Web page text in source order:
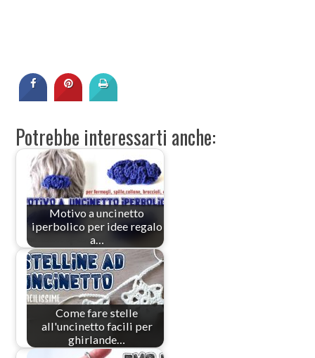
Potrebbe interessarti anche:
Motivo a uncinetto
iperbolico per idee regalo
a…
Come fare stelle
all'uncinetto facili per
ghirlande…